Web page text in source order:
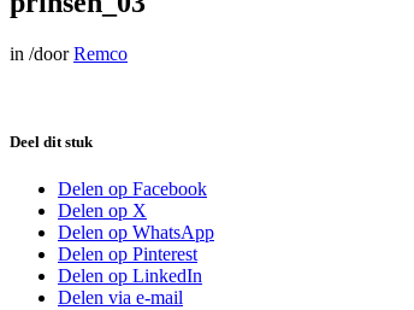
in /doorRemco
Deel dit stuk
Delen op Facebook
Delen op X
Delen op WhatsApp
Delen op Pinterest
Delen op LinkedIn
Delen via e-mail